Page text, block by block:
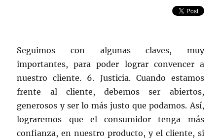
Manager
Seguimos con algunas claves, muy
importantes, para poder lograr convencer a
nuestro cliente. 6. Justicia. Cuando estamos
frente al cliente, debemos ser abiertos,
generosos y ser lo más justo que podamos. Así,
lograremos que el consumidor tenga más
confianza, en nuestro producto, y el cliente, si